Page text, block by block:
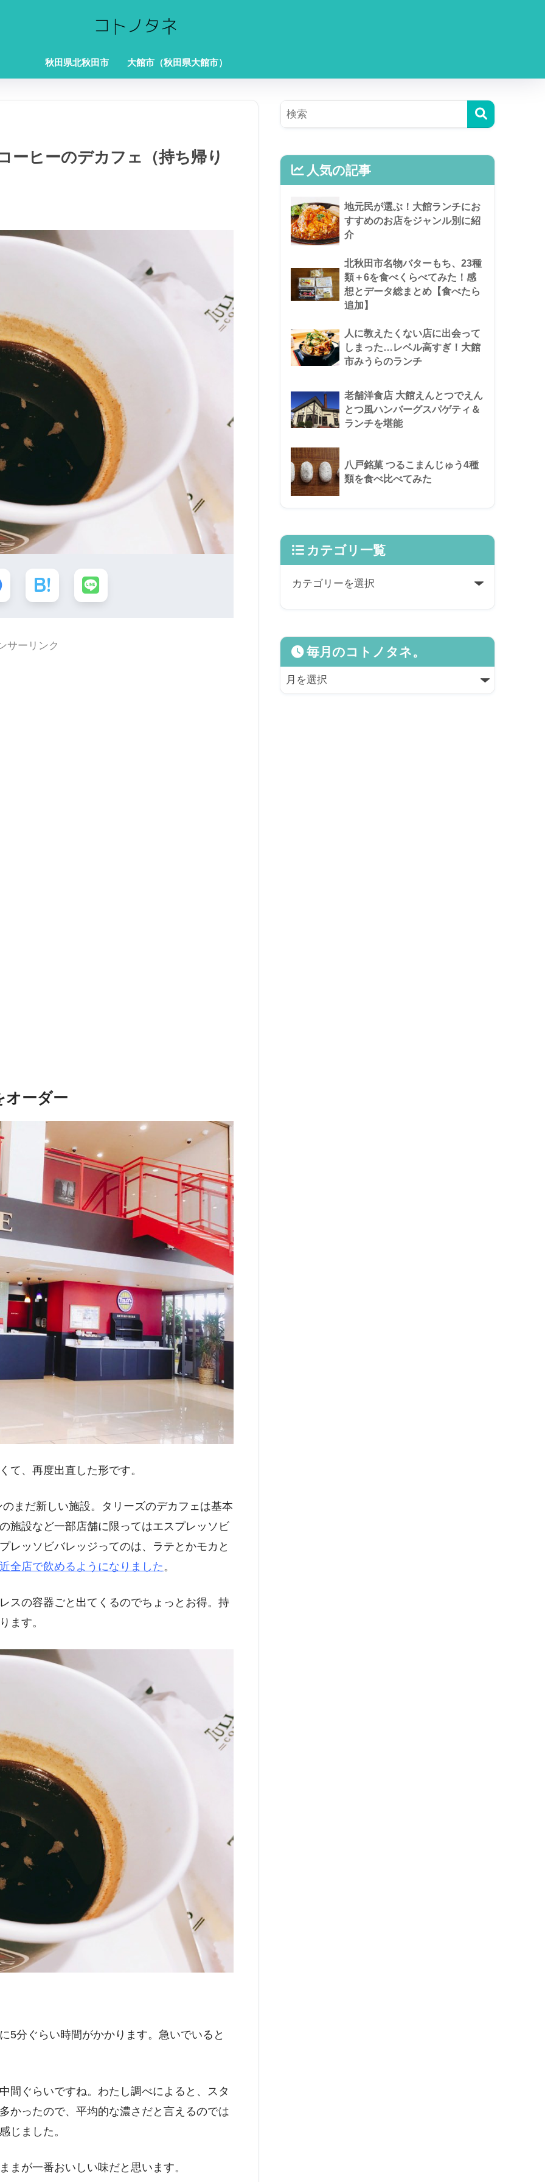
秋田県北秋田市 大館市（秋田県大館市）
ーヒーのデカフェ（持ち帰り
サーリンク
オーダー
て、再度出直した形です。
まだ新しい施設。タリーズのデカフェは基本
施設など一部店舗に限ってはエスプレッソビ
レッソビバレッジってのは、ラテとかモカと
全店で飲めるようになりました 。
スの容器ごと出てくるのでちょっとお得。持
ます。
5分ぐらい時間がかかります。急いでいると
間ぐらいですね。わたし調べによると、スタ
かったので、平均的な濃さだと言えるのでは
じました。
まが一番おいしい味だと思います。
人気の記事
地元民が選ぶ！大館ランチにお
すすめのお店をジャンル別に紹
介
北秋田市名物バターもち、23種
類＋6を食べくらべてみた！感
想とデータ総まとめ【食べたら
追加】
人に教えたくない店に出会って
しまった…レベル高すぎ！大館
市みうらのランチ
老舗洋食店 大館えんとつでえん
とつ風ハンバーグスパゲティ＆
ランチを堪能
八戸銘菓 つるこまんじゅう4種
類を食べ比べてみた
カテゴリ一覧
毎月のコトノタネ。